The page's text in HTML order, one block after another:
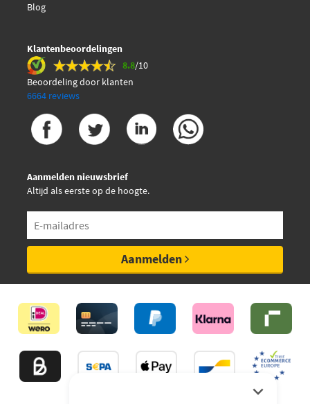
Blog
Klantenbeoordelingen
8.8/10
Beoordeling door klanten
6664 reviews
Aanmelden nieuwsbrief
Altijd als eerste op de hoogte.
Aanmelden